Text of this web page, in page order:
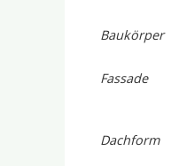
Baukörper
Fassade
Dachform